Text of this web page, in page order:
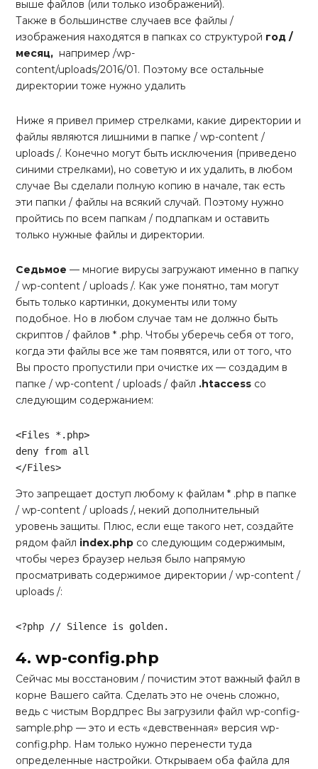
выше файлов (или только изображений).
Также в большинстве случаев все файлы /
изображения находятся в папках со структурой год /
месяц, например /wp-
content/uploads/2016/01. Поэтому все остальные
директории тоже нужно удалить
Ниже я привел пример стрелками, какие директории и
файлы являются лишними в папке / wp-content /
uploads /. Конечно могут быть исключения (приведено
синими стрелками), но советую и их удалить, в любом
случае Вы сделали полную копию в начале, так есть
эти папки / файлы на всякий случай. Поэтому нужно
пройтись по всем папкам / подпапкам и оставить
только нужные файлы и директории.
Седьмое — многие вирусы загружают именно в папку
/ wp-content / uploads /. Как уже понятно, там могут
быть только картинки, документы или тому
подобное. Но в любом случае там не должно быть
скриптов / файлов * .php. Чтобы уберечь себя от того,
когда эти файлы все же там появятся, или от того, что
Вы просто пропустили при очистке их — создадим в
папке / wp-content / uploads / файл .htaccess со
следующим содержанием:
<Files * .php>
</Files>
Это запрещает доступ любому к файлам * .php в папке
/ wp-content / uploads /, некий дополнительный
уровень защиты. Плюс, если еще такого нет, создайте
рядом файл index.php со следующим содержимым,
чтобы через браузер нельзя было напрямую
просматривать содержимое директории / wp-content /
uploads /:
<?php // Silence is golden.
4. wp-config.php
Сейчас мы восстановим / почистим этот важный файл в
корне Вашего сайта. Сделать это не очень сложно,
ведь с чистым Вордпрес Вы загрузили файл wp-config-
sample.php — это и есть «девственная» версия wp-
config.php. Нам только нужно перенести туда
определенные настройки. Открываем оба файла для